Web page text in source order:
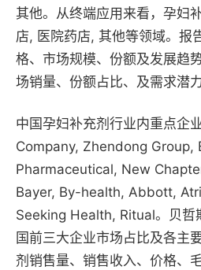
其他。从终端应用来看，孕妇
店, 医院药店, 其他等领域。报
格、市场规模、份额及发展趋
场销量、份额占比、及需求潜力
中国孕妇补充剂行业内重点企
Company, Zhendong Group,
Pharmaceutical, New
Bayer, By-health, Abbott,
Seeking Health, Ritual。贝哲
国前三大企业市场占比及各主
剂销售量、销售收入、价格、